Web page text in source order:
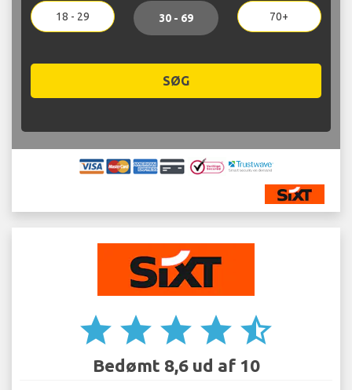
18 - 29 30 - 69 70+
SØG
star star star star star_half
Bedømt 8,6 ud af 10